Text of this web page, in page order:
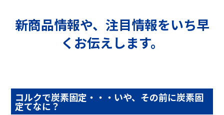
新商品情報や、注目情報をいち早
くお伝えします。
コルクで炭素固定・・・いや、その前に炭素固
定てなに？